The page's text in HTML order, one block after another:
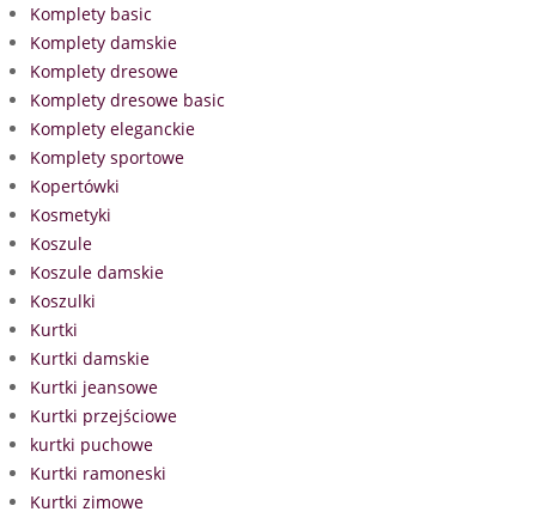
Komplety basic
Komplety damskie
Komplety dresowe
Komplety dresowe basic
Komplety eleganckie
Komplety sportowe
Kopertówki
Kosmetyki
Koszule
Koszule damskie
Koszulki
Kurtki
Kurtki damskie
Kurtki jeansowe
Kurtki przejściowe
kurtki puchowe
Kurtki ramoneski
Kurtki zimowe